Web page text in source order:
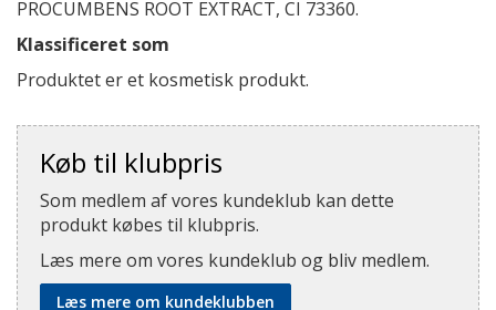
PROCUMBENS ROOT EXTRACT, CI 73360.
Klassificeret som
Produktet er et kosmetisk produkt.
Køb til klubpris
Som medlem af vores kundeklub kan dette
produkt købes til klubpris.
Læs mere om vores kundeklub og bliv medlem.
Læs mere om kundeklubben